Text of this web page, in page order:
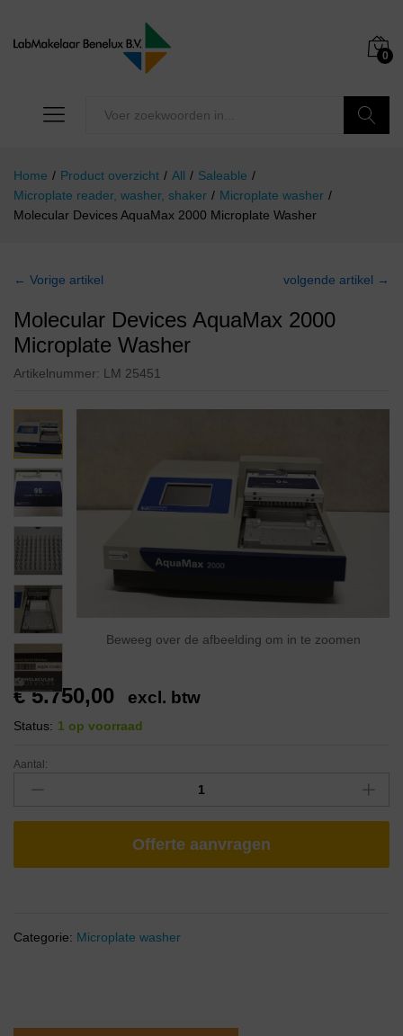
0
Home / Product overzicht / All / Saleable /
Microplate reader, washer, shaker / Microplate washer /
Molecular Devices AquaMax 2000 Microplate Washer
← Vorige artikel volgende artikel →
Molecular Devices AquaMax 2000
Microplate Washer
Artikelnummer: LM 25451
Beweeg over de afbeelding om in te zoomen
€5.750,00 excl. btw
Status: 1 op voorraad
Aantal:
Offerte aanvragen
Categorie: Microplate washer